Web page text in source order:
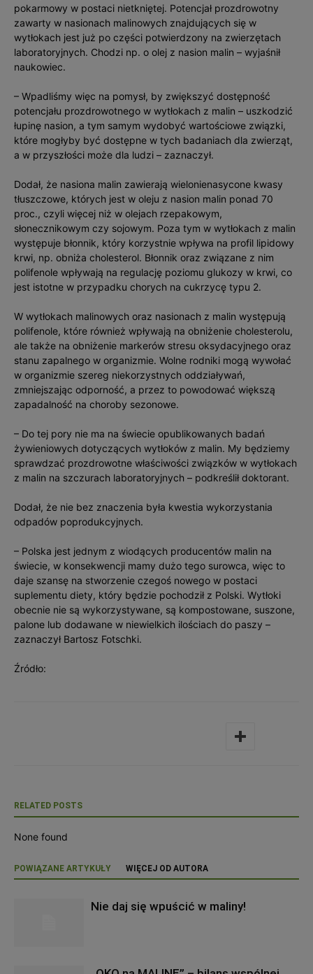
pokarmowy w postaci nietkniętej. Potencjał prozdrowotny
zawarty w nasionach malinowych znajdujących się w
wytłokach jest już po części potwierdzony na zwierzętach
laboratoryjnych. Chodzi np. o olej z nasion malin – wyjaśnił
naukowiec.
– Wpadliśmy więc na pomysł, by zwiększyć dostępność
potencjału prozdrowotnego w wytłokach z malin – uszkodzić
łupinę nasion, a tym samym wydobyć wartościowe związki,
które mogłyby być dostępne w tych badaniach dla zwierząt,
a w przyszłości może dla ludzi – zaznaczył.
Dodał, że nasiona malin zawierają wielonienasycone kwasy
tłuszczowe, których jest w oleju z nasion malin ponad 70
proc., czyli więcej niż w olejach rzepakowym,
słonecznikowym czy sojowym. Poza tym w wytłokach z malin
występuje błonnik, który korzystnie wpływa na profil lipidowy
krwi, np. obniża cholesterol. Błonnik oraz związane z nim
polifenole wpływają na regulację poziomu glukozy w krwi, co
jest istotne w przypadku chorych na cukrzycę typu 2.
W wytłokach malinowych oraz nasionach z malin występują
polifenole, które również wpływają na obniżenie cholesterolu,
ale także na obniżenie markerów stresu oksydacyjnego oraz
stanu zapalnego w organizmie. Wolne rodniki mogą wywołać
w organizmie szereg niekorzystnych oddziaływań,
zmniejszając odporność, a przez to powodować większą
zapadalność na choroby sezonowe.
– Do tej pory nie ma na świecie opublikowanych badań
żywieniowych dotyczących wytłoków z malin. My będziemy
sprawdzać prozdrowotne właściwości związków w wytłokach
z malin na szczurach laboratoryjnych – podkreślił doktorant.
Dodał, że nie bez znaczenia była kwestia wykorzystania
odpadów poprodukcyjnych.
– Polska jest jednym z wiodących producentów malin na
świecie, w konsekwencji mamy dużo tego surowca, więc to
daje szansę na stworzenie czegoś nowego w postaci
suplementu diety, który będzie pochodził z Polski. Wytłoki
obecnie nie są wykorzystywane, są kompostowane, suszone,
palone lub dodawane w niewielkich ilościach do paszy –
zaznaczył Bartosz Fotschki.
Źródło:
RELATED POSTS
None found
POWIĄZANE ARTYKUŁY WIĘCEJ OD AUTORA
Nie daj się wpuścić w maliny!